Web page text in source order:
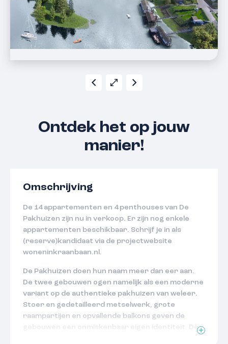
Ontdek het op jouw
manier!
Omschrijving
De 14 appartementen en 4 penthouses van De
Pakhuizen zijn nu in verkoop. Er zijn nog enkele
appartementen beschikbaar. Schrijf je in als
(reserve)kandidaat via de projectwebsite
woneninkraanbaan.nl.
De Pakhuizen doen hun naam meer dan eer aan.
De twee gebouwen ogen namelijk als een moderne
variant op de authentieke pakhuizen van weleer.
Stoer en gedetailleerd metselwerk, grote
raampartijen en opvallende balkons geven de
gebouwen een onmiskenbaar eigen identiteit. De